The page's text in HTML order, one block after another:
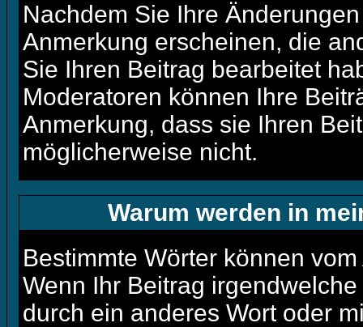
Nachdem Sie Ihre
Anmerkung erscheinen, die
Sie Ihren Beitrag bearbeitet
Moderatoren können Ihre
Anmerkung, dass sie Ihren
möglicherweise nicht.
Warum werden in
Bestimmte Wörter können
Wenn Ihr Beitrag
durch ein anderes Wort oder